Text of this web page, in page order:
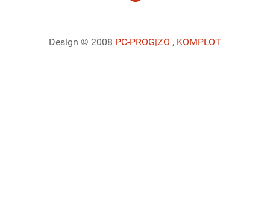
Design © 2008 PC-PROG|ZO , KOMPLOT